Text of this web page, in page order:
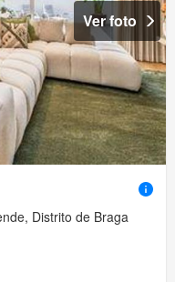
Ver foto
Distrito de Braga